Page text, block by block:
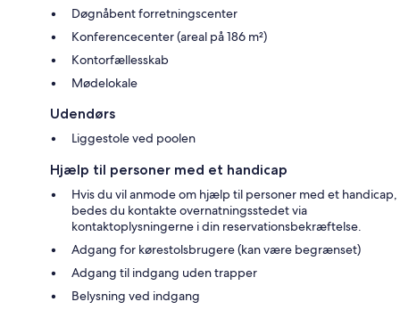
Døgnåbent forretningscenter
Konferencecenter (areal på 186 m²)
Kontorfællesskab
Mødelokale
Udendørs
Liggestole ved poolen
Hjælp til personer med et handicap
Hvis du vil anmode om hjælp til personer med et handicap,
bedes du kontakte overnatningsstedet via
kontaktoplysningerne i din reservationsbekræftelse.
Adgang for kørestolsbrugere (kan være begrænset)
Adgang til indgang uden trapper
Belysning ved indgang